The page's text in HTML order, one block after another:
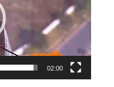
02:00